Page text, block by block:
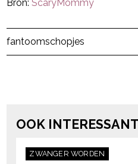
Bron:ScaryMommy
fantoomschopjes
OOK INTERESSANT
ZWANGER WORDEN